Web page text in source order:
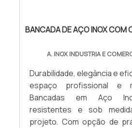
BANCADA DE AÇO INOX COM
A. INOX INDUSTRIA E
Durabilidade, elegância e
espaço profissional e
Bancadas em Aço
resistentes e sob
projeto. Com opção de